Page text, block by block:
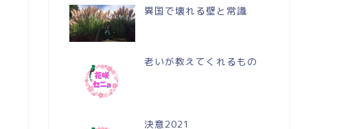
異国で壊れる壁と常識
老いが教えてくれるもの
決意2021